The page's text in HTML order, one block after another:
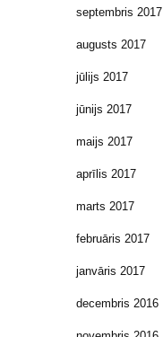
septembris 2017
augusts 2017
jūlijs 2017
jūnijs 2017
maijs 2017
aprīlis 2017
marts 2017
februāris 2017
janvāris 2017
decembris 2016